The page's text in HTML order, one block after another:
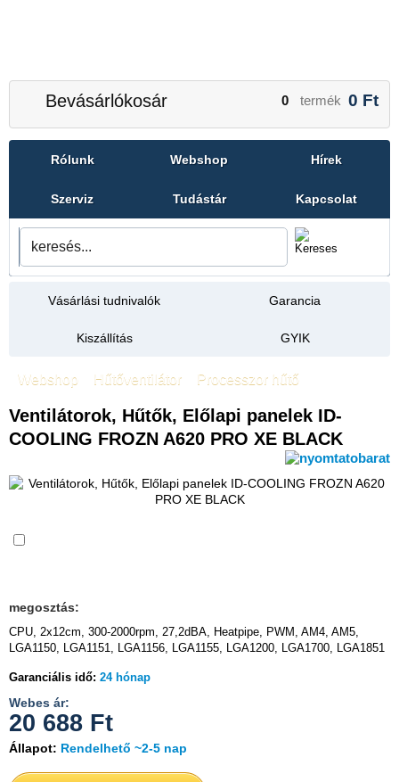
Bevásárlókosár 0 termék 0 Ft
Rólunk Webshop Hírek
Szerviz Tudástár Kapcsolat
Vásárlási tudnivalók Garancia
Kiszállítás GYIK
Webshop Hűtőventilátor Processzor hűtő
Ventilátorok, Hűtők, Előlapi panelek ID-
COOLING FROZN A620 PRO XE BLACK
megosztás:
CPU, 2x12cm, 300-2000rpm, 27,2dBA, Heatpipe, PWM, AM4, AM5,
LGA1150, LGA1151, LGA1156, LGA1155, LGA1200, LGA1700, LGA1851
Garanciális idő: 24 hónap
Webes ár:
20 688 Ft
Állapot: Rendelhető ~2-5 nap